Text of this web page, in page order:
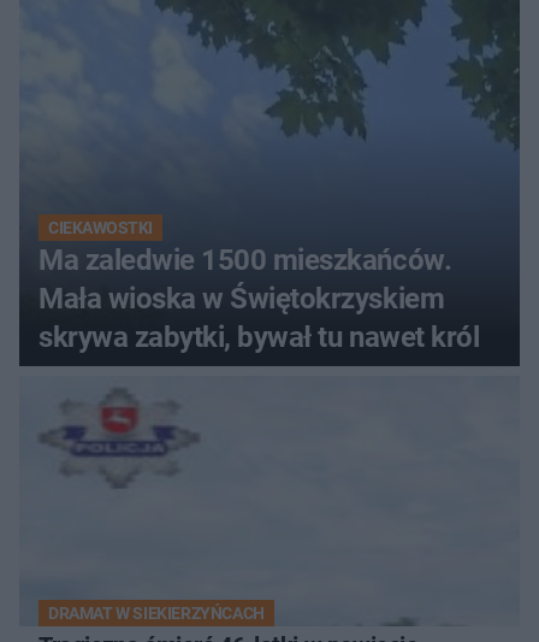
CIEKAWOSTKI
Ma zaledwie 1500 mieszkańców.
Mała wioska w Świętokrzyskiem
skrywa zabytki, bywał tu nawet król
DRAMAT W SIEKIERZYŃCACH